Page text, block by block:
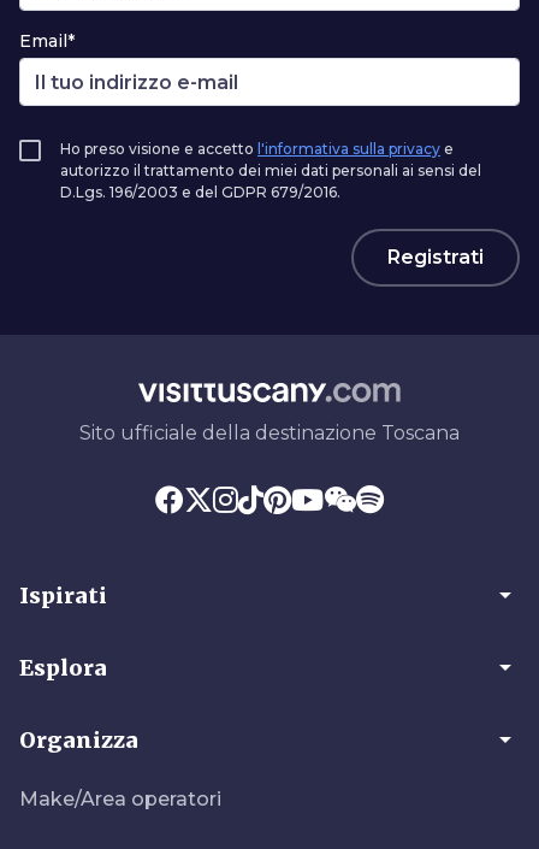
Email*
Ho preso visione e accetto l'informativa sulla privacy e
autorizzo il trattamento dei miei dati personali ai sensi del
D.Lgs. 196/2003 e del GDPR 679/2016.
Registrati
Sito ufficiale della destinazione Toscana
Ispirati arrow_drop_down
Esplora arrow_drop_down
Organizza arrow_drop_down
Make/Area operatori